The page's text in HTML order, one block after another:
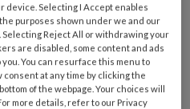
Je hebt
Per cursus vind
duur, verhouding
exameninstituut.
device. Selecting I Accept enables
purposes shown under we and our
Reject All or withdrawing your
are disabled, some content and ads
You can resurface this menu to
at any time by clicking the
of the webpage. Your choices will
more details, refer to our Privacy